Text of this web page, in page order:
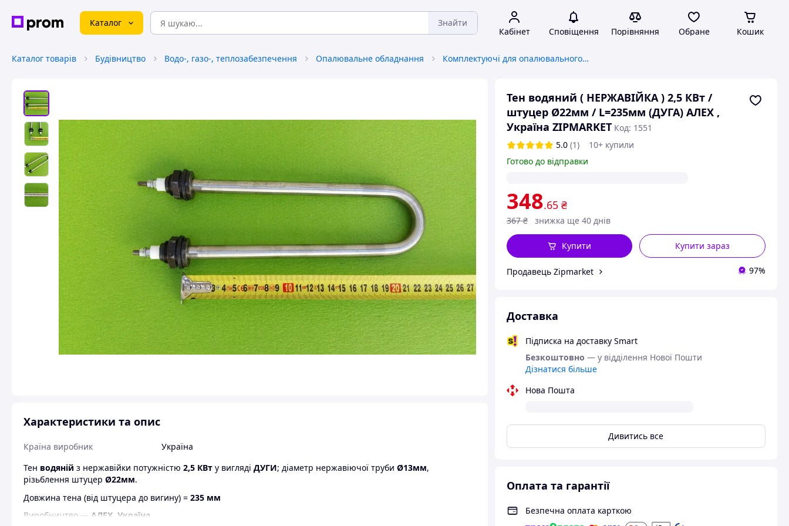
Каталог Знайти
Кабінет Сповіщення Порівняння Обране Кошик
Каталог товарів Будівництво Водо-, газо-, теплозабезпечення Опалювальне обладнання Комплектуючі для опалювального обладнання
Тен водяний ( НЕРЖАВІЙКА ) 2,5 КВт /
штуцер Ø22мм / L=235мм (ДУГА) АЛЕХ ,
Україна ZIPMARKET Код: 1551
5.0 (1)
10+ купили
Готово до відправки
348.65 ₴
367 ₴ знижка ще 40 днів
Купити зараз
Купити
Продавець Zipmarket 97%
Доставка
Підписка на доставку Smart
Безкоштовно — у відділення Нової Пошти
Дізнатися більше
Нова Пошта
Дивитись все
Оплата та гарантії
Безпечна оплата карткою
Характеристики та опис
Країна виробник
Україна
Тен водяній з нержавійки потужністю 2,5 КВт у вигляді ДУГИ; діаметр нержавіючої труби Ø13мм,
різьблення штуцер Ø22мм.
Довжина тена (від штуцера до вигину) = 235 мм
Виробництво ― АЛЕХ, Україна.